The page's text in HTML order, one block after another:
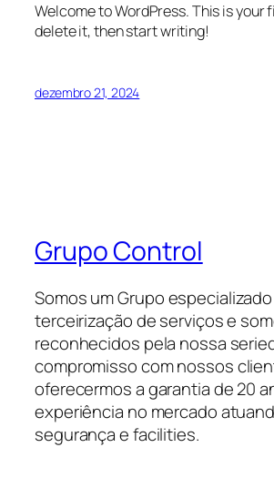
Welcome to WordPress. This is your
delete it, then start writing!
dezembro 21, 2024
Grupo Control
Somos um Grupo
terceirização de serviços e
reconhecidos pela nossa
compromisso com nossos
oferecermos a garantia de 20
experiência no mercado
segurança e facilities.